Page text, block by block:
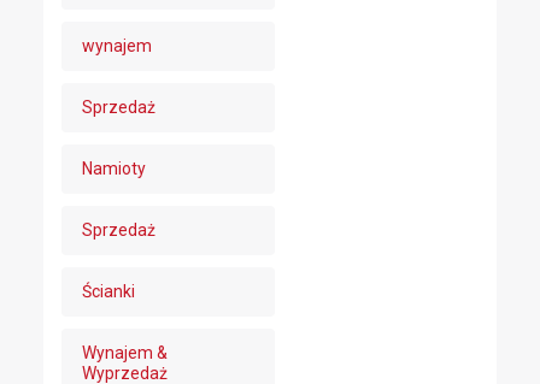
wynajem
Sprzedaż
Namioty
Sprzedaż
Ścianki
Wynajem &
Wyprzedaż